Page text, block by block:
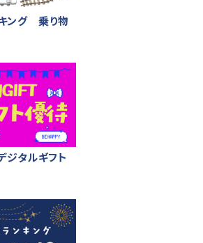
ング 乗り物
タルギフト